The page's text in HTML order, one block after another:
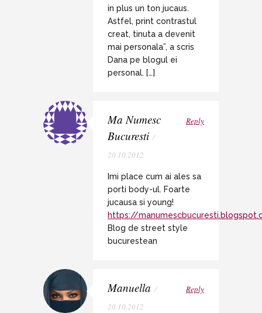
in plus un ton jucaus.
Astfel, print contrastul
creat, tinuta a devenit
mai personala”, a scris
Dana pe blogul ei
personal. […]
Ma Numesc
Bucuresti /
20.10.2012
Reply
Imi place cum ai ales sa
porti body-ul. Foarte
jucausa si young!
https://
Blog de street style
bucurestean
Manuella /
20.10.2012
Reply